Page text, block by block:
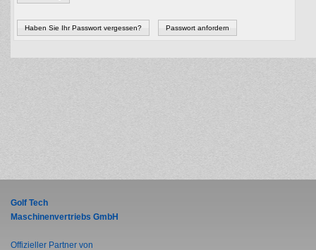
Haben Sie Ihr Passwort vergessen? Passwort anfordern
Golf Tech
Maschinenvertriebs GmbH
Offizieller Partner von